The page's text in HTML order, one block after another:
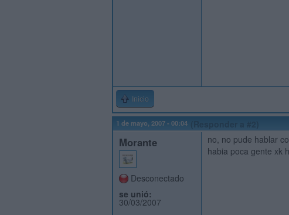
Inicio
1 de mayo, 2007 - 00:04
Morante
Desconectado
se unió:
30/03/2007
no, no pude hablar
habia poca gente xk